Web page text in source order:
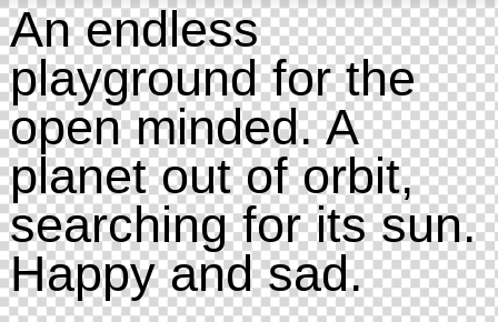
An endless
playground for the
open minded. A
planet out of orbit,
searching for its sun.
Happy and sad.